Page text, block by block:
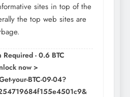
sites in top of the
the top web sites are
- 0.6 BTC
now >
your-BTC-09-04?